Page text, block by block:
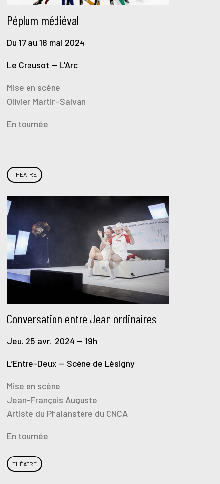
Péplum médiéval
Du 17 au 18 mai 2024
Le Creusot — L’Arc
Mise en scène
Olivier Martin-Salvan
En tournée
THÉATRE
Conversation entre Jean ordinaires
Jeu. 25 avr. 2024 — 19h
L’Entre-Deux — Scène de Lésigny
Mise en scène
Jean-François Auguste
Artiste du Phalanstère du CNCA
En tournée
THÉATRE